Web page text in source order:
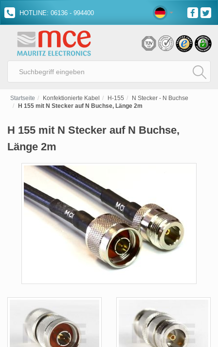
HOTLINE: 06136 - 994400
Startseite Konfektionierte Kabel H-155
N Stecker - N Buchse
H 155 mit N Stecker auf N Buchse, Länge 2m
H 155 mit N Stecker auf N Buchse,
Länge 2m